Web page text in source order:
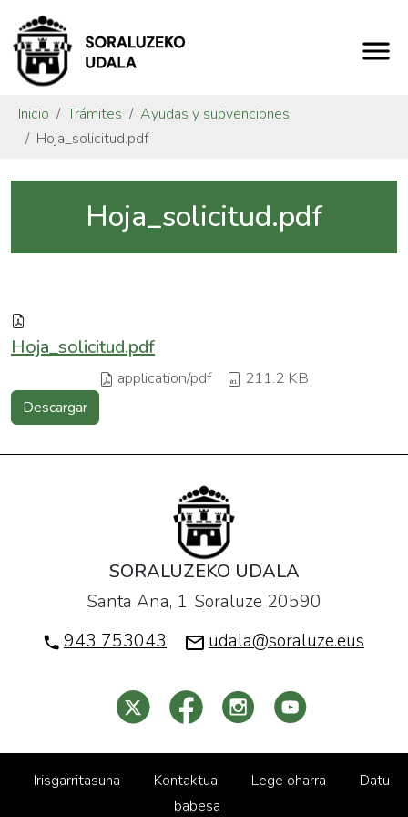
Inicio Trámites
Ayudas y subvenciones
Hoja_solicitud.pdf
Hoja_solicitud.pdf
Hoja_solicitud.pdf
application/pdf 211.2 KB
Descargar
SORALUZEKO UDALA
Santa Ana, 1. Soraluze 20590
943 753043
udala@soraluze.eus
Irisgarritasuna Kontaktua Lege oharra
Datu
babesa